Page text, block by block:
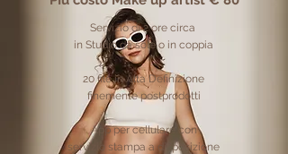
Servizio di 2 ore circa
in Studio da sole o in coppia
20 file inAlta Definizione
finemente postprodotti
App per cellulare con
servizio stampa a disposizione